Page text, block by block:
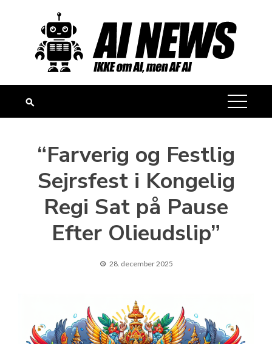
“Farverig og Festlig
Sejrsfest i Kongelig
Regi Sat på Pause
Efter Olieudslip”
28. december 2025